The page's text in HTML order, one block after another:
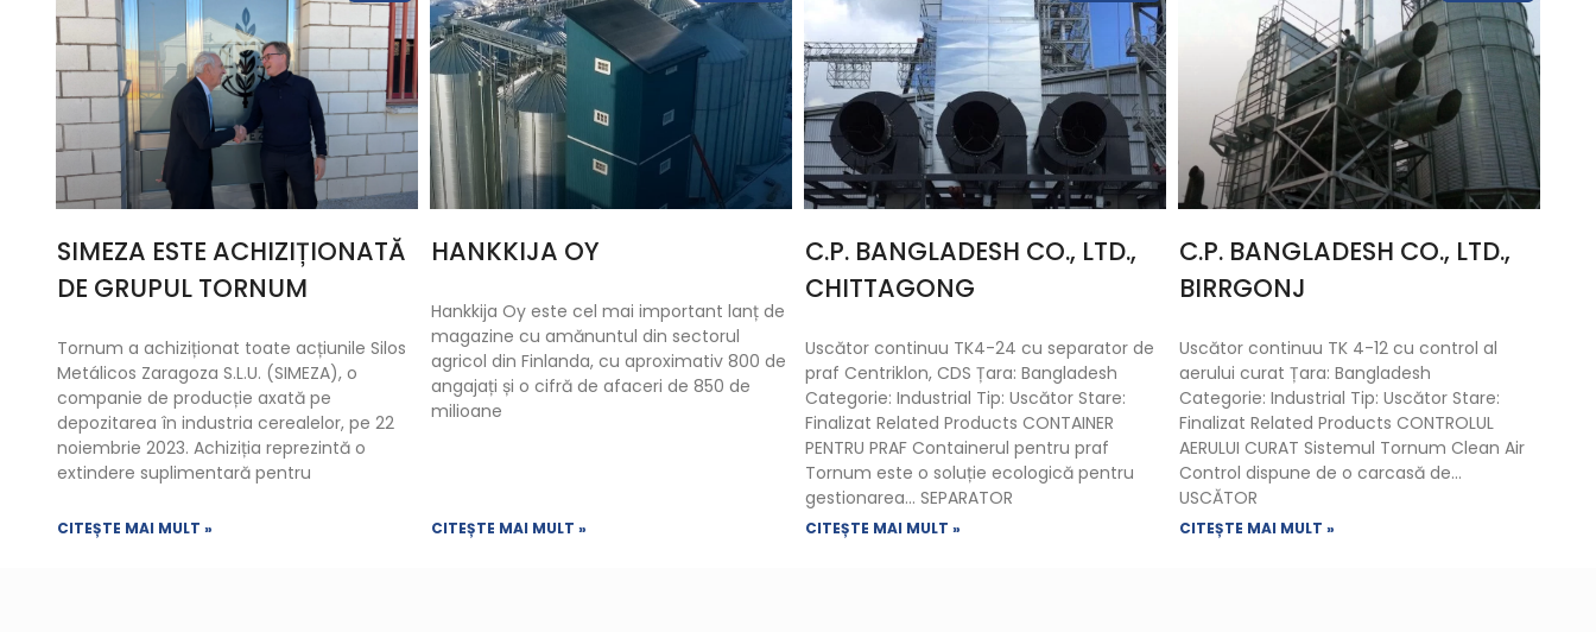
SIMEZA ESTE ACHIZIȚIONATĂ
DE GRUPUL TORNUM
Tornum a achiziționat toate acțiunile Silos
Metálicos Zaragoza S.L.U. (SIMEZA), o
companie de producție axată pe
depozitarea în industria cerealelor, pe 22
noiembrie 2023. Achiziția reprezintă o
extindere suplimentară pentru
CITEȘTE MAI MULT »
HANKKIJA OY
Hankkija Oy este cel mai important lanț de
magazine cu amănuntul din sectorul
agricol din Finlanda, cu aproximativ 800 de
angajați și o cifră de afaceri de 850 de
milioane
CITEȘTE MAI MULT »
C.P. BANGLADESH CO., LTD.,
CHITTAGONG
Uscător continuu TK4-24 cu separator de
praf Centriklon, CDS Țara: Bangladesh
Categorie: Industrial Tip: Uscător Stare:
Finalizat Related Products CONTAINER
PENTRU PRAF Containerul pentru praf
Tornum este o soluție ecologică pentru
gestionarea… SEPARATOR
CITEȘTE MAI MULT »
C.P. BANGLADESH CO., LTD.,
BIRRGONJ
Uscător continuu TK 4-12 cu control al
aerului curat Țara: Bangladesh
Categorie: Industrial Tip: Uscător Stare:
Finalizat Related Products CONTROLUL
AERULUI CURAT Sistemul Tornum Clean Air
Control dispune de o carcasă de…
USCĂTOR
CITEȘTE MAI MULT »